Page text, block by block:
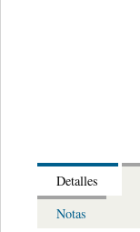
Detalles
Notas